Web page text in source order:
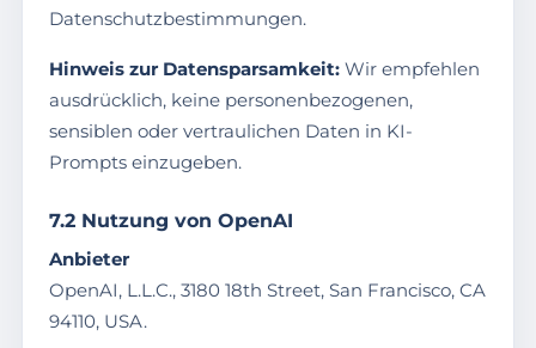
Datenschutzbestimmungen.
Hinweis zur Datensparsamkeit: Wir empfehlen
ausdrücklich, keine personenbezogenen,
sensiblen oder vertraulichen Daten in KI-
Prompts einzugeben.
7.2 Nutzung von OpenAI
Anbieter
OpenAI, L.L.C., 3180 18th Street, San Francisco, CA
94110, USA.